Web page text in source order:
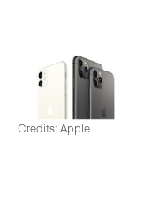
Credits: Apple